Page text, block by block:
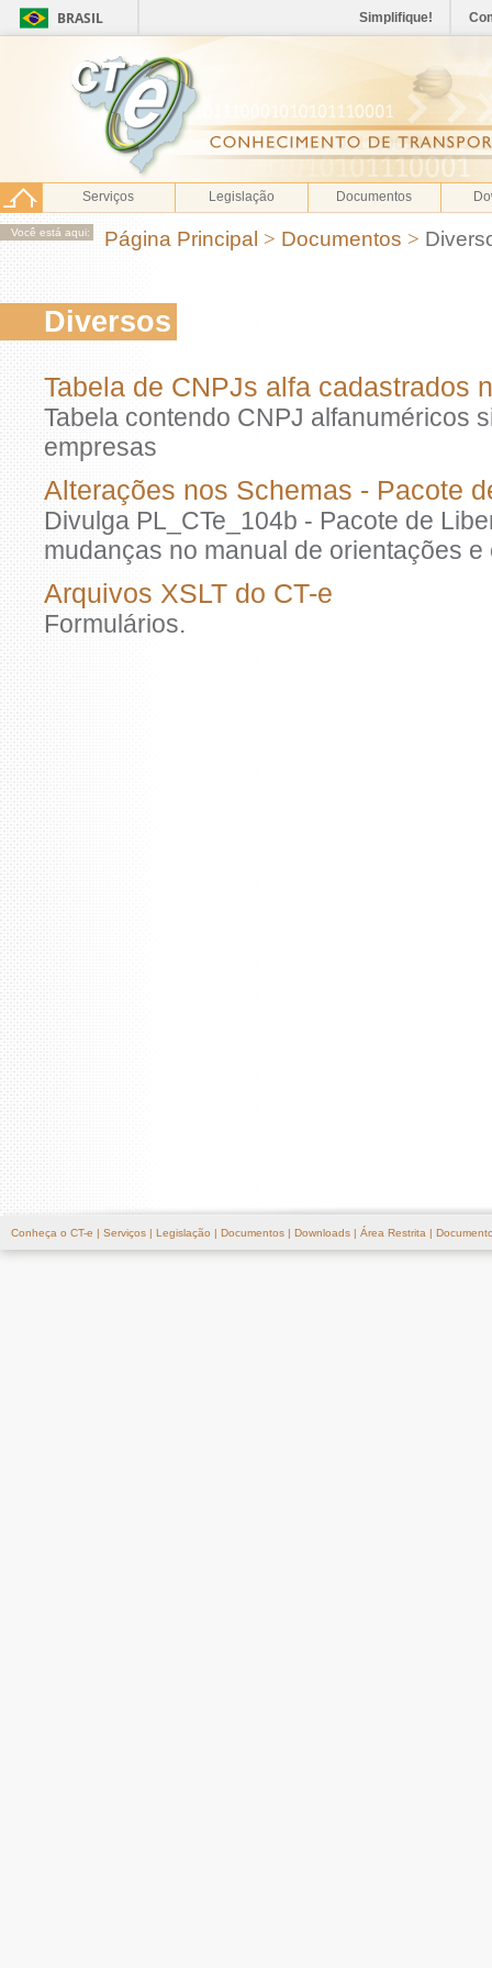
BRASIL Simplifique!
Serviços Legislação Documentos
Você está aqui: Página Principal > Documentos >
Diversos
Tabela de CNPJs alfa cadastrados
Tabela contendo CNPJ alfanuméricos
empresas
Alterações nos Schemas - Pacote
Divulga PL_CTe_104b - Pacote de
mudanças no manual de orientações e
Arquivos XSLT do CT-e
Formulários.
Conheça o CT-e | Serviços | Legislação | Documentos | Downloads | Área Restrita |